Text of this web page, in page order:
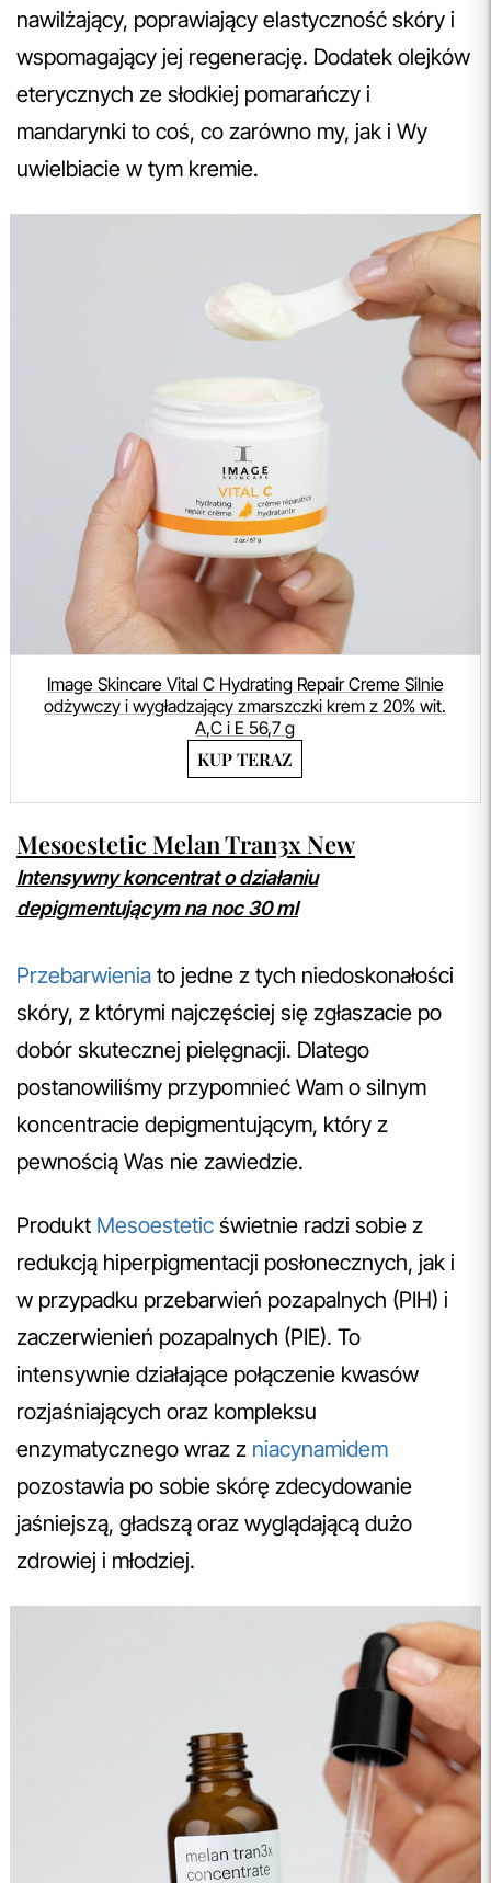
nawilżający, poprawiający elastyczność skóry i
wspomagający jej regenerację. Dodatek olejków
eterycznych ze słodkiej pomarańczy i
mandarynki to coś, co zarówno my, jak i Wy
uwielbiacie w tym kremie.
Image Skincare Vital C Hydrating Repair Creme Silnie
odżywczy i wygładzający zmarszczki krem z 20% wit.
A,C i E 56,7 g
KUP TERAZ
Mesoestetic Melan Tran3x New
Intensywny koncentrat o działaniu
depigmentującym na noc 30 ml
Przebarwienia to jedne z tych niedoskonałości
skóry, z którymi najczęściej się zgłaszacie po
dobór skutecznej pielęgnacji. Dlatego
postanowiliśmy przypomnieć Wam o silnym
koncentracie depigmentującym, który z
pewnością Was nie zawiedzie.
Produkt Mesoestetic świetnie radzi sobie z
redukcją hiperpigmentacji posłonecznych, jak i
w przypadku przebarwień pozapalnych (PIH) i
zaczerwienień pozapalnych (PIE). To
intensywnie działające połączenie kwasów
rozjaśniających oraz kompleksu
enzymatycznego wraz z niacynamidem
pozostawia po sobie skórę zdecydowanie
jaśniejszą, gładszą oraz wyglądającą dużo
zdrowiej i młodziej.